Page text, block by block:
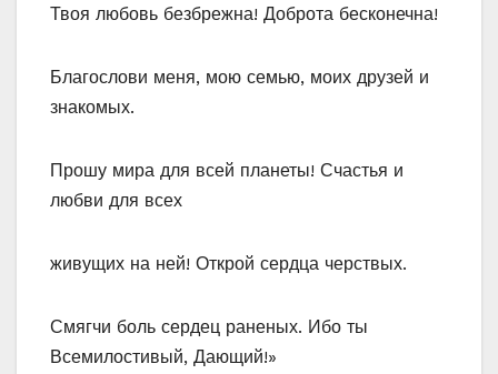
Твоя любовь безбрежна! Доброта бесконечна!
Благослови меня, мою семью, моих друзей и
знакомых.
Прошу мира для всей планеты! Счастья и
любви для всех
живущих на ней! Открой сердца черствых.
Смягчи боль сердец раненых. Ибо ты
Всемилостивый, Дающий!»